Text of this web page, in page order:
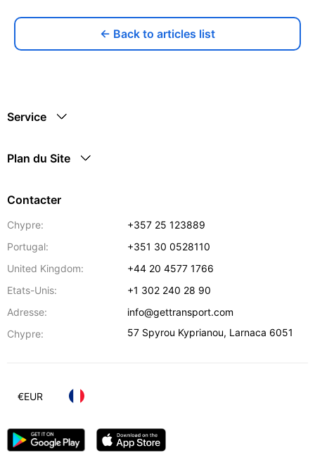
← Back to articles list
Service
Plan du Site
Contacter
Chypre:
+357 25 123889
Portugal:
+351 30 0528110
United Kingdom:
+44 20 4577 1766
Etats-Unis:
+1 302 240 28 90
Adresse:
info@gettransport.com
Chypre:
57 Spyrou Kyprianou, Larnaca 6051
€EUR